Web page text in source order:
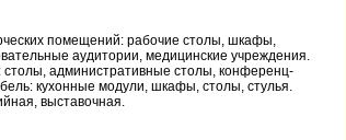
помещений: рабочие столы, шкафы,
аудитории, медицинские учреждения.
административные столы, конференц-
кухонные модули, шкафы, столы, стулья.
выставочная.